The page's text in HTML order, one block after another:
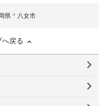
県 八女市
戻る